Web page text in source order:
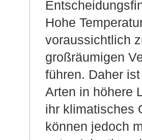
Hohe
voraussichtlich
großräumigen
führen. Daher
Arten in höhere
ihr klimatisches
können jedoch